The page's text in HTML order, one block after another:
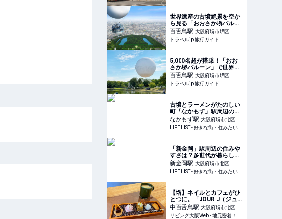
りだす新世代向けビジネス
メディア
世界遺産の古墳絶景を空か
ら見る「おおさか堺バルー
ン」に乗ろう！ | 大阪府 | ト
ラベルjp 旅行ガイド
百舌鳥駅 大阪府堺市堺区
トラベルjp 旅行ガイド
5,000名超が搭乗！「おお
さか堺バルーン」で世界遺
産を空から体感 | 大阪府 | ト
ラベルjp 旅行ガイド
百舌鳥駅 大阪府堺市堺区
トラベルjp 旅行ガイド
古墳とラーメンがたのしい
町「なかもず」駅周辺の住
みやすさは？なかもず駅周
辺の魅力をご紹介 - LIFE
LIST - 好きな街・住みたい
なかもず駅 大阪府堺市北区
LIFE LIST - 好きな街・住みたい街・私の街
「新金岡」駅周辺の住みや
すさは？多世代が暮らしや
すいと感じる、緑豊かな街
の魅力をご紹介 - LIFE LIST
- 好きな街・住みたい街・
新金岡駅 大阪府堺市北区
LIFE LIST - 好きな街・住みたい街・私の街
【堺】ネイルとカフェがひ
とつに。「JOUR J（ジュー
ル・ジェイ）」で出会う特
別なひととき。
中百舌鳥駅 大阪府堺市北区
リビング大阪Web - 地元密着！ 大阪市、堺市、北摂エリア、京阪沿線ほかのグルメ、イベント、お出かけ、習い事情報